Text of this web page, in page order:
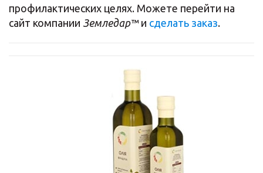
профилактических целях. Можете перейти на
сайт компании Земледар™и сделать заказ.